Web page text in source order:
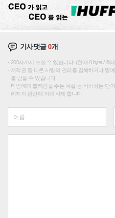
기사댓글0개
200자까지 쓰실 수 있습니다. (현재 0 byte / 최
저작권 등 다른 사람의 권리를 침해하거나 명
를 받을 수 있습니다.
타인에게 불쾌감을 주는 욕설 등 비하하는 단
리자의 판단에 의해 삭제 합니다.